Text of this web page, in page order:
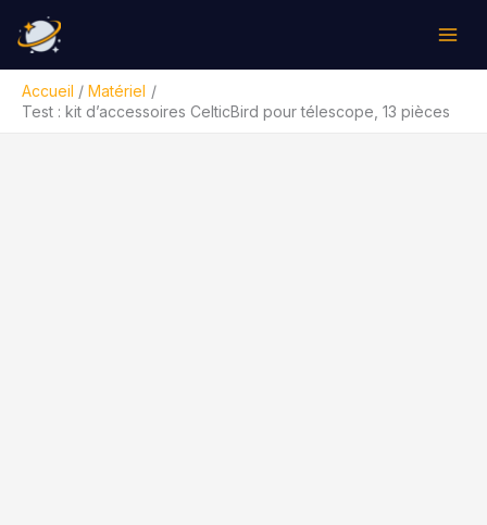
contenu
Accueil
Matériel
Test : kit d’accessoires CelticBird pour télescope, 13 pièces
Rechercher